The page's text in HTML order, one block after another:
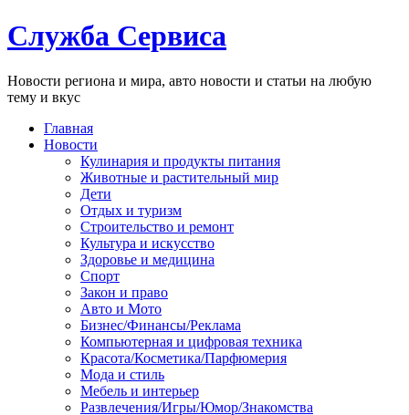
Служба Сервиса
Новости региона и мира, авто новости и статьи на любую
тему и вкус
Главная
Новости
Кулинария и продукты питания
Животные и растительный мир
Дети
Отдых и туризм
Строительство и ремонт
Культура и искусство
Здоровье и медицина
Спорт
Закон и право
Авто и Мото
Бизнес/Финансы/Реклама
Компьютерная и цифровая техника
Красота/Косметика/Парфюмерия
Мода и стиль
Мебель и интерьер
Развлечения/Игры/Юмор/Знакомства